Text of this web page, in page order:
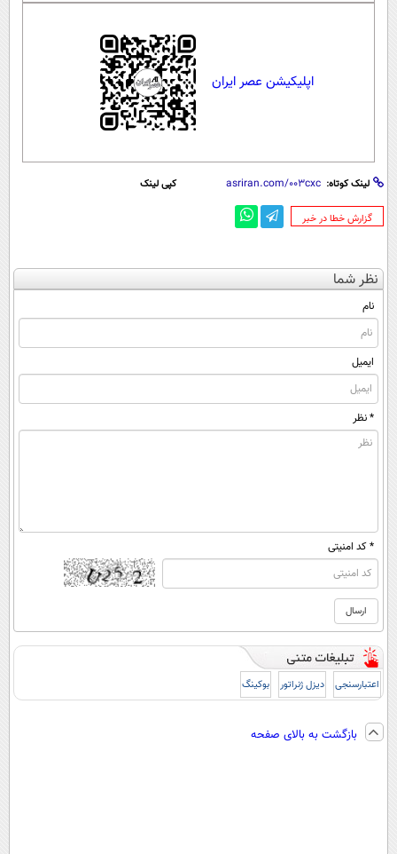
اپلیکیشن عصر ایران
لینک کوتاه: کپی لینک
‌گزارش خطا در خبر
نظر شما
نام
ایمیل
* نظر
* کد امنیتی
اعتبارسنجی دیزل ژنراتور بوکینگ
بازگشت به بالای صفحه